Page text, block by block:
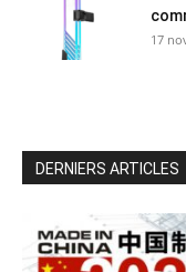
17
DERNIERS ARTICLES